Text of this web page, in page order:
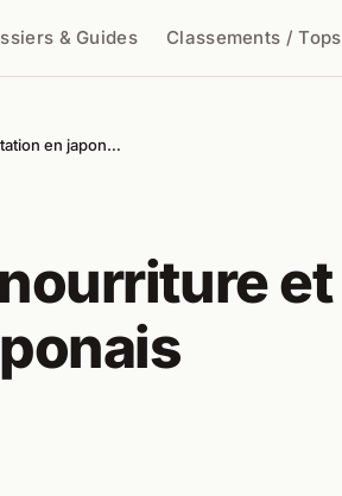
& Guides Classements / Tops
en japon…
et